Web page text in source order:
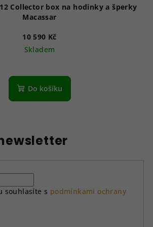
Collector box na hodinky a šperky
Macassar
10 590 Kč
Skladem
Do košíku
souhlasíte s podmínkami ochrany